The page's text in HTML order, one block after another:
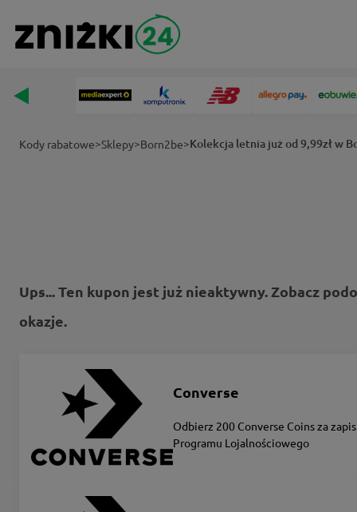
Kody rabatowe>Sklepy>Born2be>Kolekcja letnia już od 9,99zł w
Ups... Ten kupon jest już nieaktywny. Zobacz
okazje.
Converse
Odbierz 200 Converse Coins za
Programu Lojalnościowego